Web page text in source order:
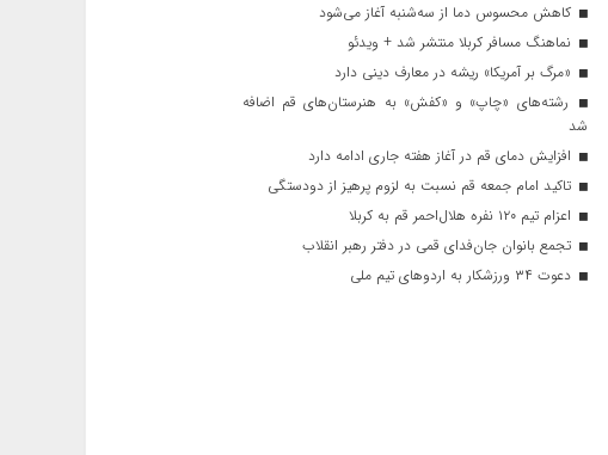
کاهش محسوس دما از سه‌شنبه آغاز می‌شود
نماهنگ مسافر کربلا منتشر شد + ویدئو
«مرگ بر آمریکا» ریشه در معارف دینی دارد
رشته‌های «چاپ» و «کفش» به هنرستان‌های قم اضافه
شد
افزایش دمای قم در آغاز هفته جاری ادامه دارد
تاکید امام جمعه قم نسبت به لزوم پرهیز از دودستگی
اعزام تیم ۱۲۰ نفره هلال‌احمر قم به کربلا
تجمع بانوان جان‌فدای قمی در دفتر رهبر انقلاب
دعوت ۳۴ ورزشکار به اردوهای تیم ملی